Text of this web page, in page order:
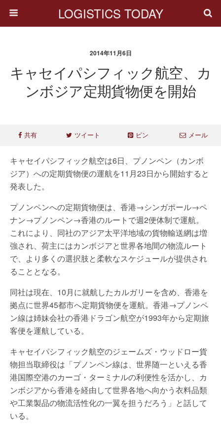
LOGISTICS TODAY
2014年11月6日
キャセイパシフィック航空、カ
ンボジア定期貨物便を開始
共有 ツイート ピン メール
キャセイパシフィック航空は6日、プノンペン（カンボ
ジア）への定期貨物便の運航を11月23日から開始すると
発表した。
プノンペンへの定期貨物便は、香港→シンガポール→ペ
ナン→プノンペン→香港のルートで週2便体制で運航。
これにより、同社のアジア太平洋地域の貨物輸送網は増
強され、荷主にはカンボジアと世界各地間の物流ルート
で、より多くの選択肢と柔軟なスケジュールが提供され
ることとなる。
同社は現在、10月に就航したカルガリーを含め、香港を
拠点に世界45都市へ定期貨物便を運航。香港→プノンペ
ン線は姉妹会社の香港ドラゴン航空が1993年から定期旅
客便を運航している。
キャセイパシフィック航空のジェームズ・ウッドロー貨
物担当取締役は「プノンペン線は、世界随一といえる香
港国際空港のカーゴ・ターミナルの利便性を活かし、カ
ンボジアから香港を経由して世界各地へ向かう衣料品類
や工業製品の物流活性化の一翼を担うだろう」と話して
いる。